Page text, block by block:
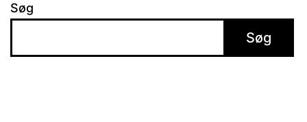
Søg
Søg